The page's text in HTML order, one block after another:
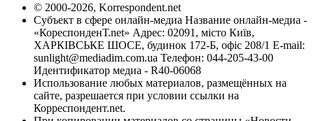
© 2000-2026, Korrespondent.net
Субъект в сфере онлайн-медиа Название онлайн-медиа -
«КореспонденТ.net» Адрес: 02091, місто Київ,
ХАРКІВСЬКЕ ШОСЕ, будинок 172-Б, офіс 208/1 E-mail:
sunlight@mediadim.com.ua Телефон: 044-205-43-00
Идентификатор медиа - R40-06068
Использование любых материалов, размещённых на
сайте, разрешается при условии ссылки на
Корреспондент.net.